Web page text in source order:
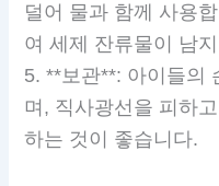
덜어 물과 함께 사용
여 세제 잔류물이 남
5. **보관**: 아이들의
며, 직사광선을 피하
하는 것이 좋습니다.